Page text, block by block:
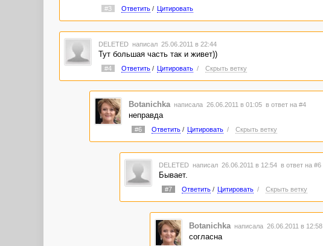
#3 Ответить/ Цитировать
DELETED написал 25.06.2011 в 22:44
Тут большая часть так и живет))
#4 Ответить/ Цитировать / Скрыть ветку
Botanichka написала 26.06.2011 в 01:05 в ответ на #4
неправда
#6 Ответить/ Цитировать / Скрыть ветку
DELETED написал 26.06.2011 в 12:54 в ответ на #6
Бывает.
#7 Ответить/ Цитировать / Скрыть ветку
Botanichka написала 26.06.2011 в 12:58
согласна